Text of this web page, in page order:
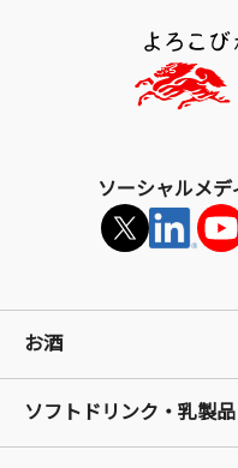
ソーシャルメ
お酒
ソフトドリンク・乳製品